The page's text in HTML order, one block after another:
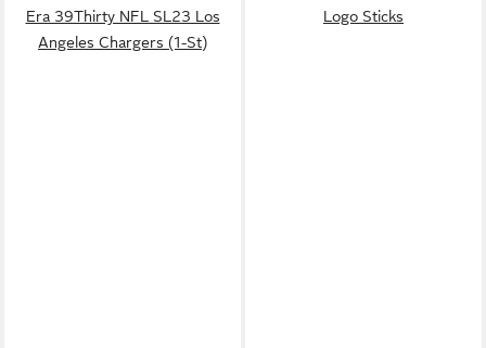
Era 39Thirty NFL SL23 Los
Angeles Chargers (1-St)
Logo Sticks